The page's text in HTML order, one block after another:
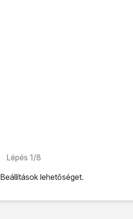
Lépés 1/8
Beállításoklehetőséget.